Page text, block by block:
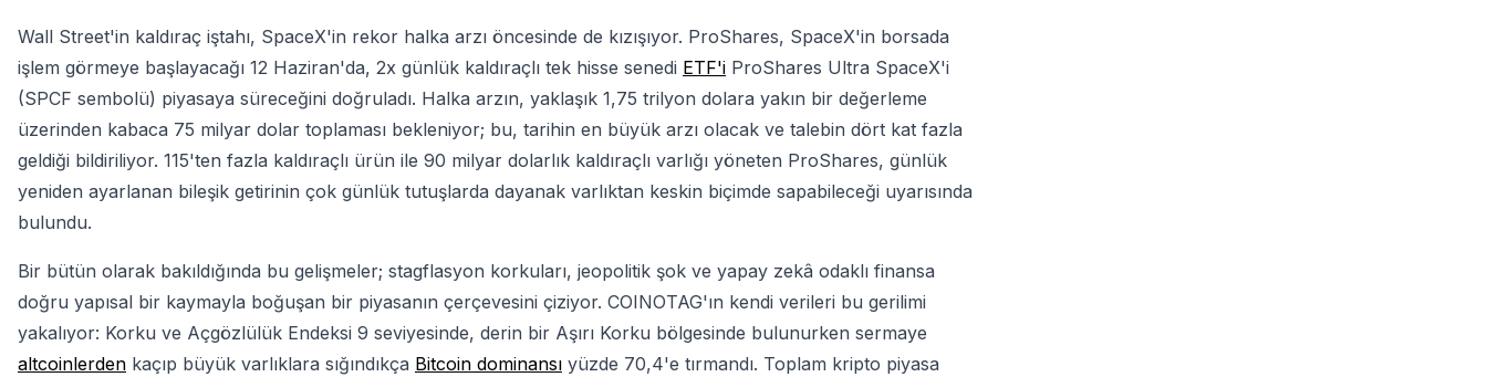
Wall Street'in kaldıraç iştahı, SpaceX'in rekor halka arzı öncesinde de kızışıyor. ProShares, SpaceX'in borsada
işlem görmeye başlayacağı 12 Haziran'da, 2x günlük kaldıraçlı tek hisse senedi ETF'i ProShares Ultra SpaceX'i
(SPCF sembolü) piyasaya süreceğini doğruladı. Halka arzın, yaklaşık 1,75 trilyon dolara yakın bir değerleme
üzerinden kabaca 75 milyar dolar toplaması bekleniyor; bu, tarihin en büyük arzı olacak ve talebin dört kat fazla
geldiği bildiriliyor. 115'ten fazla kaldıraçlı ürün ile 90 milyar dolarlık kaldıraçlı varlığı yöneten ProShares, günlük
yeniden ayarlanan bileşik getirinin çok günlük tutuşlarda dayanak varlıktan keskin biçimde sapabileceği uyarısında
bulundu.
Bir bütün olarak bakıldığında bu gelişmeler; stagflasyon korkuları, jeopolitik şok ve yapay zekâ odaklı finansa
doğru yapısal bir kaymayla boğuşan bir piyasanın çerçevesini çiziyor. COINOTAG'ın kendi verileri bu gerilimi
yakalıyor: Korku ve Açgözlülük Endeksi 9 seviyesinde, derin bir Aşırı Korku bölgesinde bulunurken sermaye
altcoinlerden kaçıp büyük varlıklara sığındıkça Bitcoin dominansı yüzde 70,4'e tırmandı. Toplam kripto piyasa